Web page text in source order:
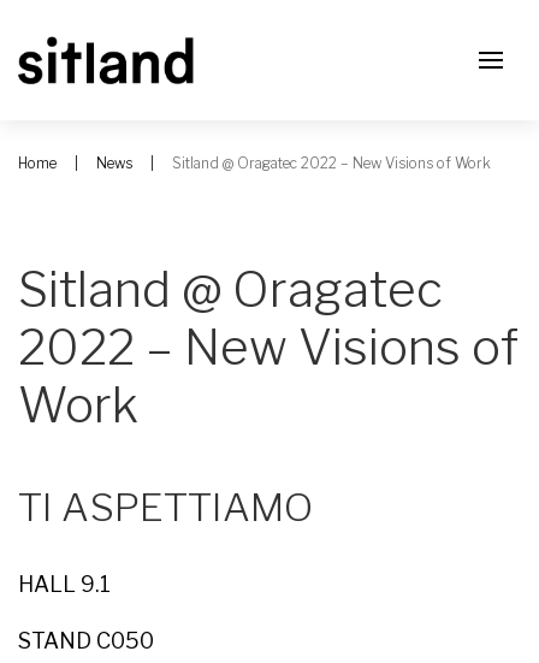
Home News Sitland @ Oragatec 2022 – New Visions of Work
Sitland @ Oragatec
2022 – New Visions of
Work
TI ASPETTIAMO
HALL 9.1
STAND C050